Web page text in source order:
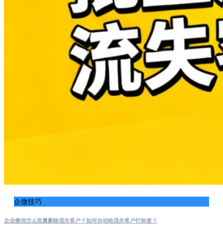
企微技巧
企业微信怎么批量删除流失客户？如何自动给流失客户打标签？